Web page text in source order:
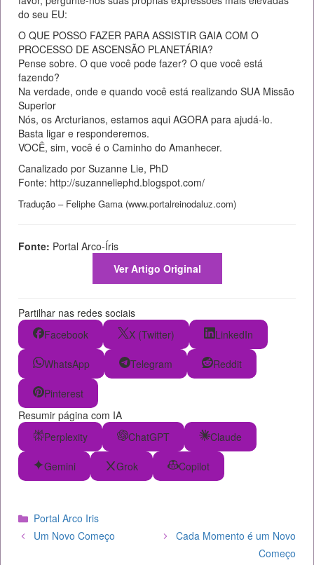
do seu EU:
O QUE POSSO FAZER PARA ASSISTIR GAIA COM O
PROCESSO DE ASCENSÃO PLANETÁRIA?
Pense sobre. O que você pode fazer? O que você está
fazendo?
Na verdade, onde e quando você está realizando SUA Missão
Superior
Nós, os Arcturianos, estamos aqui AGORA para ajudá-lo.
Basta ligar e responderemos.
VOCÊ, sim, você é o Caminho do Amanhecer.
Canalizado por Suzanne Lie, PhD
Fonte: http://suzanneliephd.blogspot.com/
Tradução – Feliphe Gama (www.portalreinodaluz.com)
Fonte: Portal Arco-Íris
Ver Artigo Original
Partilhar nas redes sociais
Facebook
X (Twitter) LinkedIn
WhatsApp Telegram Reddit
Pinterest
Resumir página com IA
Perplexity
ChatGPT Claude
Gemini Grok Copilot
Categorias
Portal Arco Iris
Um Novo Começo
Cada Momento é um Novo
Começo